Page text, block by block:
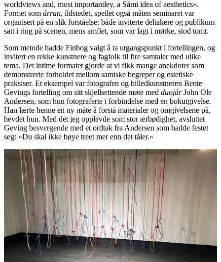
worldviews and, most importantley, a Sámi idea of aesthetics».
Formet som árran, ildstedet, speilet også måten seminaret var
organisert på en slik forståelse: både inviterte deltakere og publikum
satt i ring på scenen, mens amfiet, som var lagt i mørke, stod tomt.
Som metode hadde Finbog valgt å ta utgangspunkt i fortellingen, og
invitert en rekke kunstnere og fagfolk til fire samtaler med ulike
tema. Det intime formatet gjorde at vi fikk mange anekdoter som
demonstrerte forholdet mellom samiske begreper og estetiske
praksiser. Et eksempel var fotografen og billedkunstneren Bente
Gevings fortelling om sitt skjellsettende møte med duojárJohn Ole
Andersen, som hun fotograferte i forbindelse med en bokutgivelse.
Han lærte henne en ny måte å forstå materialer og omgivelsene på,
hevdet hun. Med det jeg opplevde som stor ærbødighet, avsluttet
Geving besvergende med et ordtak fra Andersen som hadde festet
seg: «Du skal ikke bøye treet mer enn det tåler.»